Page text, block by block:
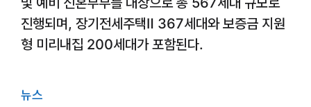
진행되며, 장기전세주택Ⅱ 367세대와 보증금 지원
형 미리내집 200세대가 포함된다.
뉴스